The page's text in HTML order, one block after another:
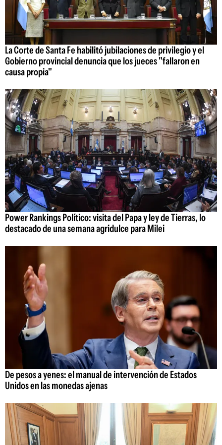
La Corte de Santa Fe habilitó jubilaciones de privilegio y el
Gobierno provincial denuncia que los jueces "fallaron en
causa propia"
Power Rankings Político: visita del Papa y ley de Tierras, lo
destacado de una semana agridulce para Milei
De pesos a yenes: el manual de intervención de Estados
Unidos en las monedas ajenas